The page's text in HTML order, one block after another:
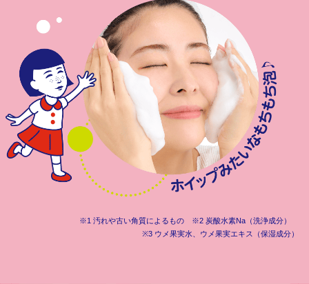
※1 汚れや古い角質によるもの ※2 炭酸水素Na（洗浄成分）
※3 ウメ果実水、ウメ果実エキス（保湿成分）